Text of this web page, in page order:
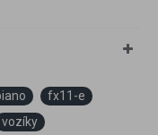
fx11-e
vozíky